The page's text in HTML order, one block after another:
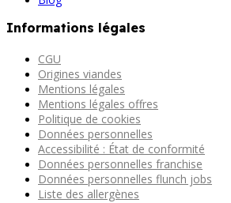
Informations légales
CGU
Origines viandes
Mentions légales
Mentions légales offres
Politique de cookies
Données personnelles
Accessibilité : État de conformité
Données personnelles franchise
Données personnelles flunch jobs
Liste des allergènes